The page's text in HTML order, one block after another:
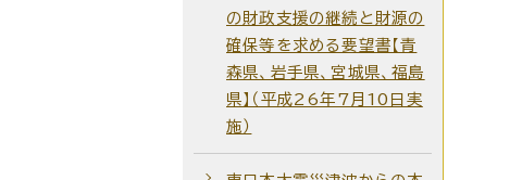
の財政支援の継続と財源の
確保等を求める要望書【青
森県、岩手県、宮城県、福島
県】（平成26年7月10日実
施）